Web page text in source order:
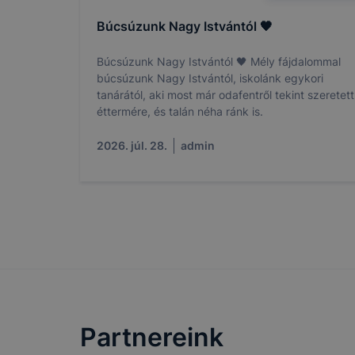
Búcsúzunk Nagy Istvántól 🖤
Búcsúzunk Nagy Istvántól 🖤 Mély fájdalommal
búcsúzunk Nagy Istvántól, iskolánk egykori
tanárától, aki most már odafentről tekint szeretett
éttermére, és talán néha ránk is.
2026. júl. 28. admin
Partnereink
Minden
ezek
célja
lehetővé
teljes